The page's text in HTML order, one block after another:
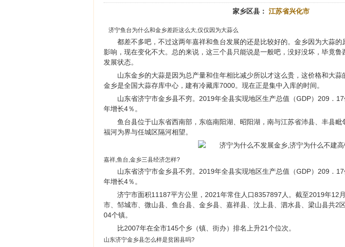
家乡区县： 江苏省兴化市
济宁鱼台为什么和金乡差距这么大,仅仅因为大蒜么
都差不多吧，不过这两年嘉祥和鱼台发展的还是比较好的。金乡因为大蒜
影响，现在变化不大。总的来说，这三个县只能说是一般吧，没好没坏，毕竟
发展状态。
山东金乡的大蒜是因为总产量和住年相比减少所以才这么贵，这价格和大
金乡是全国大蒜存库中心，建有冷藏库7000。现在正是集中入库的时间。
山东省济宁市金乡县不穷。2019年全县实现地区生产总值（GDP）209．
年增长4％。
鱼台县位于山东省西南部，东临南阳湖、昭阳湖，南与江苏省沛县、丰县
福河为界与任城区隔河相望。
嘉祥,鱼台,金乡三县经济怎样?
山东省济宁市金乡县不穷。2019年全县实现地区生产总值（GDP）209．
年增长4％。
济宁市面积11187平方公里，2021年常住人口8357897人。截至2019年12
市、邹城市、微山县、鱼台县、金乡县、嘉祥县、汶上县、泗水县、梁山县共2
04个镇。
比2007年在全市145个乡（镇、街办）排名上升21个位次。
山东济宁金乡县怎么样是贫困县吗?